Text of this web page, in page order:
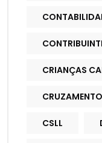
CRIANÇAS
CSLL